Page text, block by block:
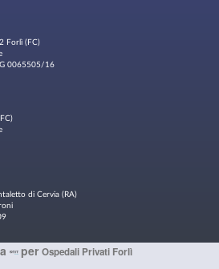
Forlì (FC)
0065505/16
di Cervia (RA)
per Ospedali Privati Forlì